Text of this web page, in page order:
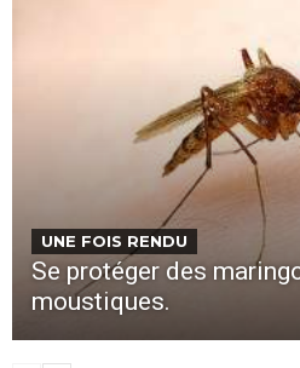
UNE FOIS RENDU
Se protéger des
moustiques.